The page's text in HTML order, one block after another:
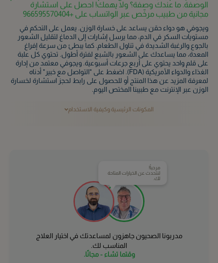
الوصفة. ما عندك وصفة؟ ولا يهمك! احصل على استشارة
مجانية من طبيب مرخّص عبر الواتساب على +966595570404
ويجوفي هو دواء حقن يساعد على خسارة الوزن. يعمل على التحكم في
مستويات السكر في الدم، مما يرسل إشارات إلى الدماغ لتقليل الشعور
بالجوع والرغبة الشديدة في تناول الطعام. كما يبطئ من سرعة إفراغ
المعدة، مما يساعدك على الشعور بالشبع لفترة أطول. تحتوي كل علبة
على قلم واحد يحتوي على أربع جرعات أسبوعية. ويجوفي معتمد من إدارة
الغذاء والدواء الأمريكية (FDA). اضغط على "التواصل مع خبير" أدناه
لمعرفة المزيد عن هذا المنتج أو للحصول على رابط لحجز استشارة لخسارة
الوزن عبر الإنترنت مع طبيبنا المختص اليوم.
المكونات الرئيسية وكيفية الاستخدام
مرحباً!
لنتحدث عن الخيارات المتاحة
لك.
مدربونا الصحيون جاهزون لمساعدتك في اختيار العلاج
المناسب لك.
وقتما تشاء - مجانًا.